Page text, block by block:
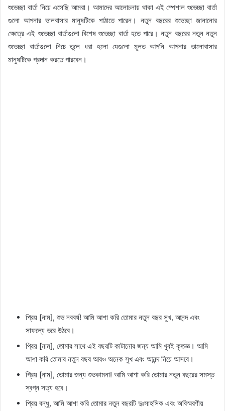
শুভেচ্ছা বার্তা নিয়ে এসেছি আমরা। আমাদের আলোচনায় থাকা এই স্পেশাল শুভেচ্ছা বার্তা
গুলো আপনার ভালবাসার মানুষটিকে পাঠাতে পারেন। নতুন বছরের শুভেচ্ছা জানানোর
ক্ষেত্রে এই শুভেচ্ছা বার্তাগুলো বিশেষ শুভেচ্ছা বার্তা হতে পারে। নতুন বছরের নতুন নতুন
শুভেচ্ছা বার্তাগুলো নিচে তুলে ধরা হলো যেগুলো মূলত আপনি আপনার ভালোবাসার
মানুষটিকে প্রদান করতে পারবেন।
প্রিয় [নাম], শুভ নববর্ষ! আমি আশা করি তোমার নতুন বছর সুখ, আনন্দ এবং
সাফল্যে ভরে উঠবে।
প্রিয় [নাম], তোমার সাথে এই বছরটি কাটানোর জন্য আমি খুবই কৃতজ্ঞ। আমি
আশা করি তোমার নতুন বছর আরও অনেক সুখ এবং আনন্দ নিয়ে আসবে।
প্রিয় [নাম], তোমার জন্য শুভকামনা! আমি আশা করি তোমার নতুন বছরের সমস্ত
স্বপ্ন সত্য হবে।
প্রিয় বন্ধু, আমি আশা করি তোমার নতুন বছরটি দুঃসাহসিক এবং অবিস্মরণীয়